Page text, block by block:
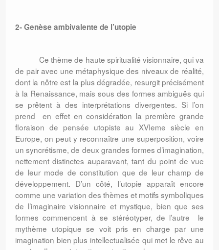
2- Genèse ambivalente de l’utopie
Ce thème de haute spiritualité visionnaire, qui va
de pair avec une métaphysique des niveaux de réalité,
dont la nôtre est la plus dégradée, resurgit précisément
à la Renaissance, mais sous des formes ambiguës qui
se prêtent à des interprétations divergentes. Si l’on
prend en effet en considération la première grande
floraison de pensée utopiste au XVIeme siècle en
Europe, on peut y reconnaître une superposition, voire
un syncrétisme, de deux grandes formes d’imagination,
nettement distinctes auparavant, tant du point de vue
de leur mode de constitution que de leur champ de
développement. D’un côté, l’utopie apparaît encore
comme une variation des thèmes et motifs symboliques
de l’imaginaire visionnaire et mystique, bien que ses
formes commencent à se stéréotyper, de l’autre le
mythème utopique se voit pris en charge par une
imagination bien plus intellectualisée qui met le rêve au